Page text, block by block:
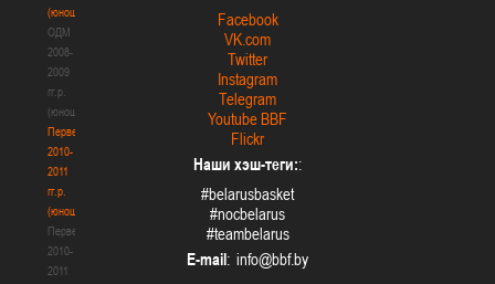
(юноши)
ОДМ
2008-
2009
гг.р.
(юноши)
Первенство
2010-
2011
гг.р.
(юноши)
Первенство
2010-
2011
Facebook
VK.com
Twitter
Instagram
Telegram
Youtube BBF
Flickr
Наши хэш-теги::
#belarusbasket
#nocbelarus
#teambelarus
E-mail: